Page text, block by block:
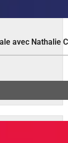
avec Nathalie